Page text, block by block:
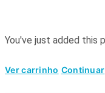
You've just added this
Ver carrinho Continuar